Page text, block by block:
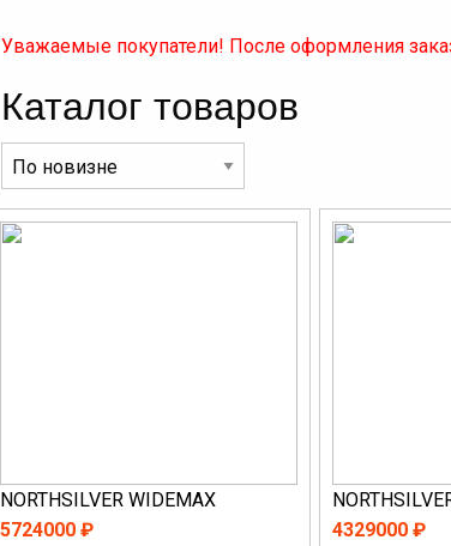
Уважаемые покупатели! После оформления
Каталог товаров
NORTHSILVER WIDEMAX
5724000 ₽
4329000 ₽